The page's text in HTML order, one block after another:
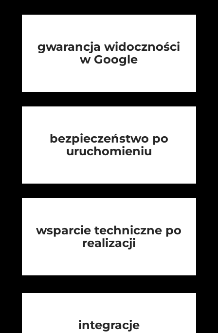
gwarancja widoczności
w Google
bezpieczeństwo po
uruchomieniu
wsparcie techniczne po
realizacji
integracje